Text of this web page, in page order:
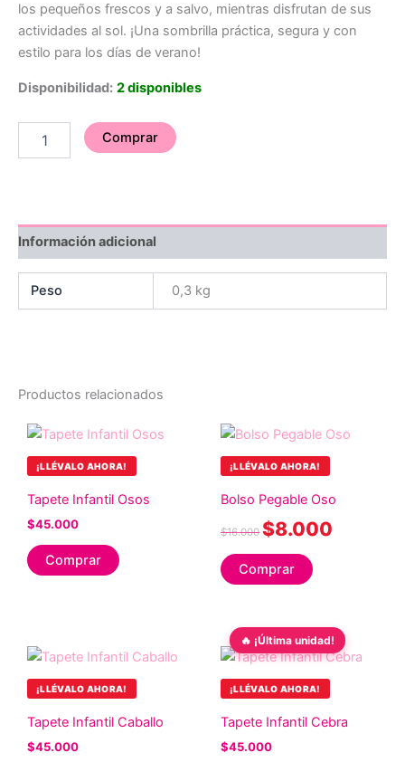
los pequeños frescos y a salvo, mientras disfrutan de sus
actividades al sol. ¡Una sombrilla práctica, segura y con
estilo para los días de verano!
Disponibilidad: 2 disponibles
Comprar
Información adicional
Peso 0,3 kg
Productos relacionados
¡LLÉVALO AHORA!
Tapete Infantil Osos
$45.000
Comprar
¡LLÉVALO AHORA!
Bolso Pegable Oso
$16.000
price
$16.000.
$8.000
price
Comprar
¡LLÉVALO AHORA!
Tapete Infantil Caballo
$45.000
🔥 ¡Última unidad!
¡LLÉVALO AHORA!
Tapete Infantil Cebra
$45.000